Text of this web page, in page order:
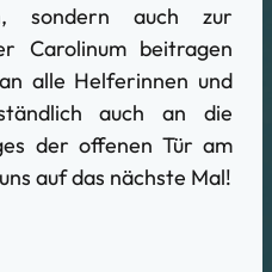
sondern auch zur
Carolinum beitragen
alle Helferinnen und
auch an die
der offenen Tür am
auf das nächste Mal!